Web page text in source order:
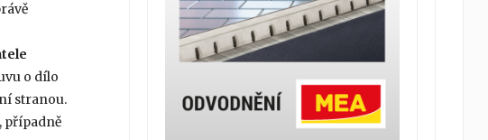
o dílo
stranou.
případně